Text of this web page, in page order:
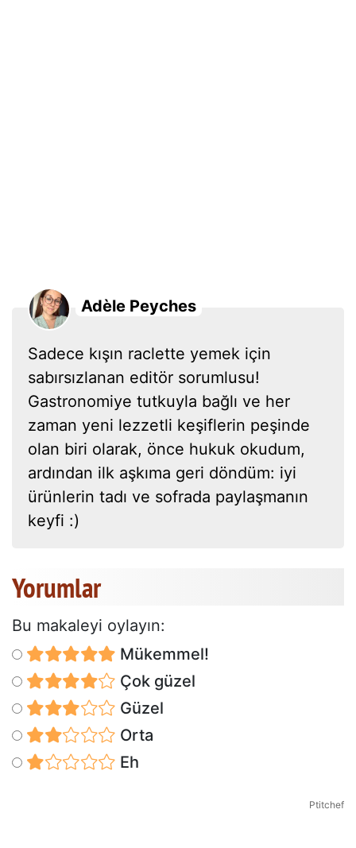
Adèle Peyches
Sadece kışın raclette yemek için
sabırsızlanan editör sorumlusu!
Gastronomiye tutkuyla bağlı ve her
zaman yeni lezzetli keşiflerin peşinde
olan biri olarak, önce hukuk okudum,
ardından ilk aşkıma geri döndüm: iyi
ürünlerin tadı ve sofrada paylaşmanın
keyfi :)
Yorumlar
Bu makaleyi oylayın:
Mükemmel!
Çok güzel
Güzel
Orta
Eh
Ptitchef